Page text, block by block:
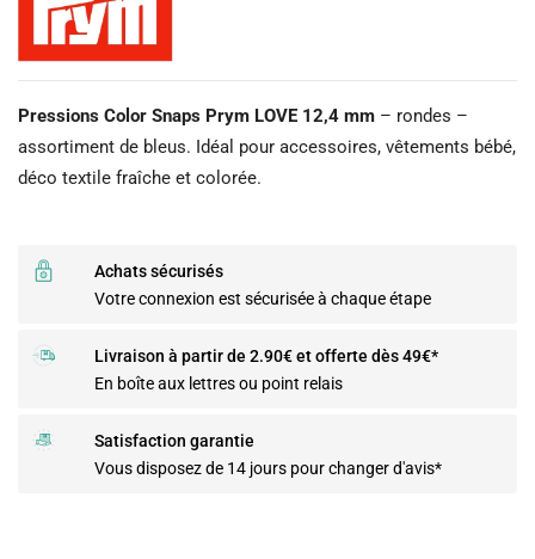
Pressions Color Snaps Prym LOVE 12,4 mm – rondes –
assortiment de bleus. Idéal pour accessoires, vêtements bébé,
déco textile fraîche et colorée.
Achats sécurisés
Votre connexion est sécurisée à chaque étape
Livraison à partir de 2.90€ et offerte dès 49€*
En boîte aux lettres ou point relais
Satisfaction garantie
Vous disposez de 14 jours pour changer d'avis*